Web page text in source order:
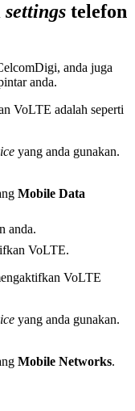
settings telefon
anda juga
anda.
VoLTE adalah seperti
yang anda gunakan.
Mobile Data
anda.
VoLTE.
VoLTE
yang anda gunakan.
Mobile Networks.